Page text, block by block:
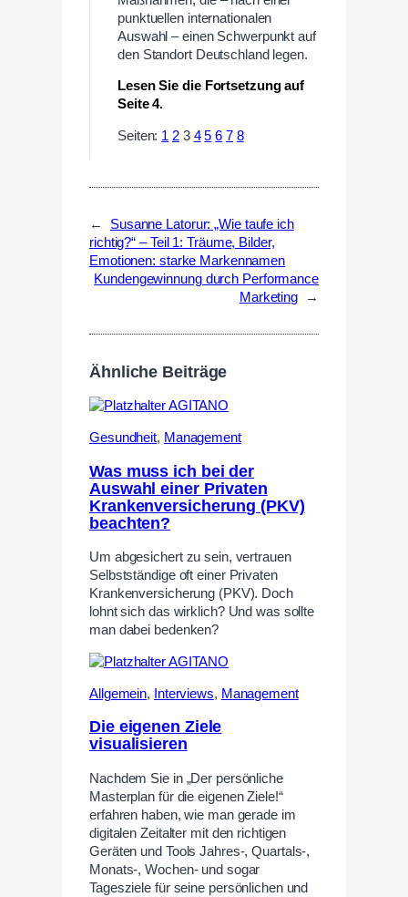
punktuellen internationalen
Auswahl – einen Schwerpunkt auf
den Standort Deutschland legen.
Lesen Sie die Fortsetzung auf
Seite 4.
Seiten: 1 2 3 4 5 6 7 8
←
Susanne Latorur: „Wie taufe ich
richtig?“ – Teil 1: Träume, Bilder,
Emotionen: starke Markennamen
Kundengewinnung durch Performance
Marketing
→
Ähnliche Beiträge
Gesundheit, Management
Was muss ich bei der
Auswahl einer Privaten
Krankenversicherung (PKV)
beachten?
Um abgesichert zu sein, vertrauen
Selbstständige oft einer Privaten
Krankenversicherung (PKV). Doch
lohnt sich das wirklich? Und was sollte
man dabei bedenken?
Allgemein, Interviews, Management
Die eigenen Ziele
visualisieren
Nachdem Sie in „Der persönliche
Masterplan für die eigenen Ziele!“
erfahren haben, wie man gerade im
digitalen Zeitalter mit den richtigen
Geräten und Tools Jahres-, Quartals-,
Monats-, Wochen- und sogar
Tagesziele für seine persönlichen und